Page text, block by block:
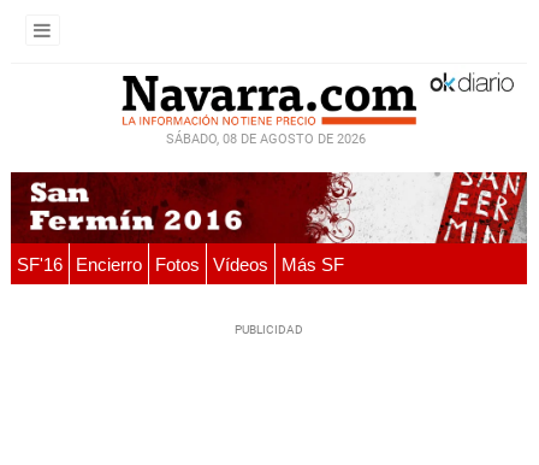
SÁBADO, 08 DE AGOSTO DE 2026
SF'16 Encierro Fotos Vídeos Más SF